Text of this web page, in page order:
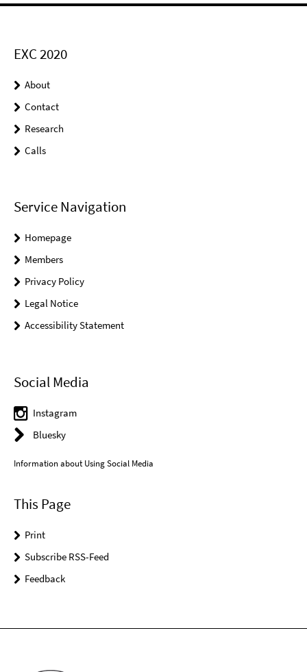
EXC 2020
About
Contact
Research
Calls
Service Navigation
Homepage
Members
Privacy Policy
Legal Notice
Accessibility Statement
Social Media
Instagram
Bluesky
Information about Using Social Media
This Page
Print
Subscribe RSS-Feed
Feedback